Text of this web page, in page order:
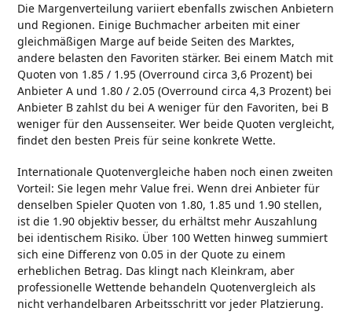
Die Margenverteilung variiert ebenfalls zwischen Anbietern
und Regionen. Einige Buchmacher arbeiten mit einer
gleichmäßigen Marge auf beide Seiten des Marktes,
andere belasten den Favoriten stärker. Bei einem Match mit
Quoten von 1.85 / 1.95 (Overround circa 3,6 Prozent) bei
Anbieter A und 1.80 / 2.05 (Overround circa 4,3 Prozent) bei
Anbieter B zahlst du bei A weniger für den Favoriten, bei B
weniger für den Aussenseiter. Wer beide Quoten vergleicht,
findet den besten Preis für seine konkrete Wette.
Internationale Quotenvergleiche haben noch einen zweiten
Vorteil: Sie legen mehr Value frei. Wenn drei Anbieter für
denselben Spieler Quoten von 1.80, 1.85 und 1.90 stellen,
ist die 1.90 objektiv besser, du erhältst mehr Auszahlung
bei identischem Risiko. Über 100 Wetten hinweg summiert
sich eine Differenz von 0.05 in der Quote zu einem
erheblichen Betrag. Das klingt nach Kleinkram, aber
professionelle Wettende behandeln Quotenvergleich als
nicht verhandelbaren Arbeitsschritt vor jeder Platzierung.